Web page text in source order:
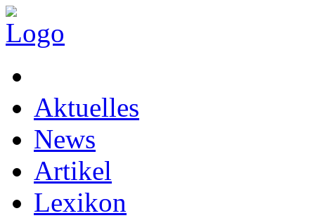
Aktuelles
News
Artikel
Lexikon